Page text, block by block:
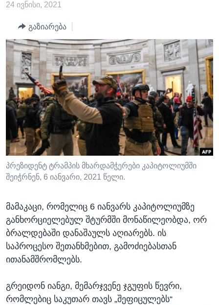
ᲛᲡᲝᲤᲚᲘᲝ
ᲕᲘᲓᲔᲝᲔᲑᲘ
ᲒᲐᲓᲐᲪᲔᲛᲔᲑᲘ
ᲕᲐᲨᲘᲜᲒᲢᲝᲜᲘ ᲓᲦᲔᲡ
ᲮᲔᲓᲕᲐ ᲕᲐᲨᲘᲜᲒᲢᲝᲜᲘᲓᲐᲜ
ᲡᲢᲣᲓᲘᲐ ᲕᲐᲨᲘᲜᲒᲢᲝᲜᲘ
ᲡᲮᲕᲐ ᲡᲘᲐᲮᲚᲔᲔᲑᲘ
ᲞᲝᲚᲘᲢᲘᲙᲐ
ᲔᲙᲝᲜᲝᲛᲘᲙᲐ
ᲯᲐᲜᲛᲠᲗᲔᲚᲝᲑᲐ
ᲛᲔᲪᲜᲘᲔᲠᲔᲑᲐ
ᲘᲜᲢᲔᲠᲕᲘᲣ
ᲙᲣᲚᲢᲣᲠᲐ
ᲒᲐᲚᲘᲚᲔᲝ
ᲠᲣᲡᲔᲗᲘᲡ ᲨᲔᲭᲠᲐ ᲣᲙᲠᲐᲘᲜᲐᲨᲘ
Learning English
ᲗᲕᲐᲚᲘ ᲒᲕᲐᲓᲔᲕᲜᲔᲗ
ენები
24 ივნისი, 2021
გაზიარება
პრეზიდენტ ტრამპის მხარდამჭერები კაპიტოლიუმში
შეიჭრნენ, 6 იანვარი, 2021 წელი.
მამაკაცი, რომელიც 6 იანვარს კაპიტოლიუმზე
განხორციელებულ შტურმში მონაწილეობდა, ორ
ბრალდებაში დანაშაულს აღიარებს. ის
საპროცესო შეთანხმებით, გამოძიებასთან
ითანამშრომლებს.
გრეიდონ იანგი, მემარჯვენე ჯგუფის წევრი,
რომლებიც საკუთარ თავს „შეფიცულებს“